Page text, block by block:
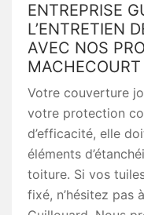
ENTREPRISE
L’ENTRETIEN
AVEC NOS
MACHECOURT
Votre couverture
votre protection
d’efficacité, elle
éléments
toiture. Si vos
fixé, n’hésitez pas